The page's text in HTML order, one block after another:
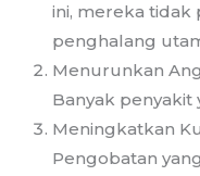
ini, mereka tidak
penghalang
Menurunkan
Banyak
Meningkatkan
Pengobatan